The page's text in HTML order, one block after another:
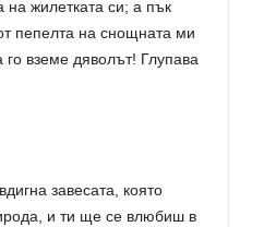
жилетката си; а пък
пепелта на снощната ми
вземе дяволът! Глупава
завесата, която
и ти ще се влюбиш в